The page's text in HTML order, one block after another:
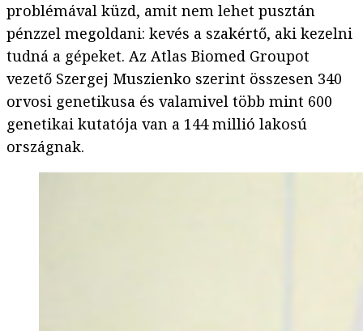
problémával küzd, amit nem lehet pusztán
pénzzel megoldani: kevés a szakértő, aki kezelni
tudná a gépeket. Az Atlas Biomed Groupot
vezető Szergej Muszienko szerint összesen 340
orvosi genetikusa és valamivel több mint 600
genetikai kutatója van a 144 millió lakosú
országnak.